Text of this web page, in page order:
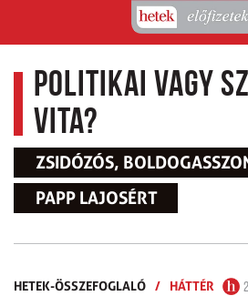
Politikai vagy
vita?
ZSIDÓZÓS,
PAPP LAJOSÉRT
HETEK-ÖSSZEFOGLALÓ / HÁTTÉR